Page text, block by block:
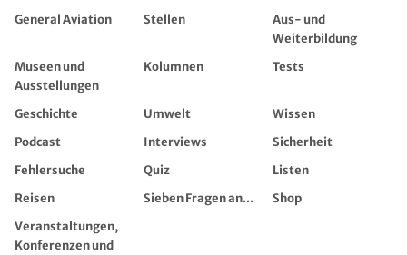
General Aviation
Stellen
Aus- und
Weiterbildung
Museen und
Ausstellungen
Kolumnen Tests
Geschichte Umwelt
Wissen
Podcast
Interviews
Sicherheit
Fehlersuche
Quiz
Listen
Reisen
Sieben Fragen an...
Shop
Veranstaltungen,
Konferenzen und